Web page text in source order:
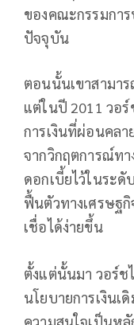
ของคณะกรรมกา
ปัจจุบัน
ตอนนั้นเขาสามา
แต่ในปี 2011 วอ
การเงินที่ผ่อนคลา
จากวิกฤตการณ์ทา
ดอกเบี้ยไว้ในระดั
ฟื้นตัวทางเศรษฐ
เชื่อได้ง่ายขึ้น
ตั้งแต่นั้นมา วอร์ช
นโยบายการเงินเ
ความสนใจเป็นหลั